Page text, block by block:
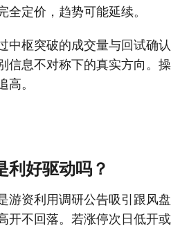
定价，趋势可能延续。
中枢突破的成交量与回试确
信息不对称下的真实方向。
。
利好驱动吗？
游资利用调研公告吸引跟风
开不回落。若涨停次日低开